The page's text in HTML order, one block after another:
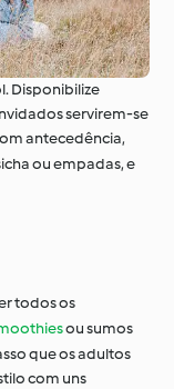
Disponibilize
servirem-se
antecedência,
ou empadas, e
todos os
ou sumos
que os adultos
com uns